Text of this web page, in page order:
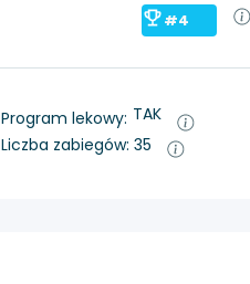
#4
Program lekowy: TAK
Liczba zabiegów: 35